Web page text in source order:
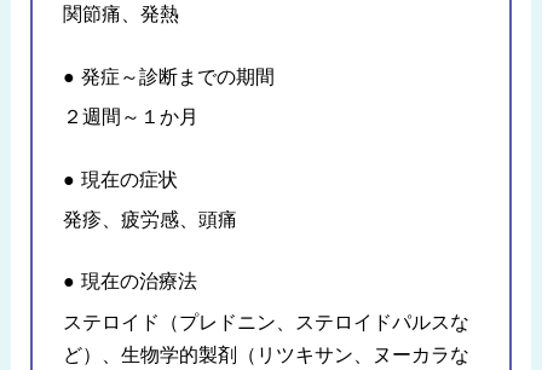
関節痛、発熱
● 発症～診断までの期間
２週間～１か月
● 現在の症状
発疹、疲労感、頭痛
● 現在の治療法
ステロイド（プレドニン、ステロイドパルスな
ど）、生物学的製剤（リツキサン、ヌーカラな